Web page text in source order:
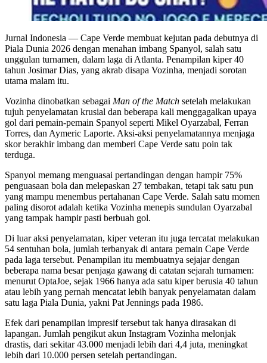
Jurnal Indonesia — Cape Verde membuat kejutan pada debutnya di
Piala Dunia 2026 dengan menahan imbang Spanyol, salah satu
unggulan turnamen, dalam laga di Atlanta. Penampilan kiper 40
tahun Josimar Dias, yang akrab disapa Vozinha, menjadi sorotan
utama malam itu.
Vozinha dinobatkan sebagai Man of the Match setelah melakukan
tujuh penyelamatan krusial dan beberapa kali menggagalkan upaya
gol dari pemain-pemain Spanyol seperti Mikel Oyarzabal, Ferran
Torres, dan Aymeric Laporte. Aksi-aksi penyelamatannya menjaga
skor berakhir imbang dan memberi Cape Verde satu poin tak
terduga.
Spanyol memang menguasai pertandingan dengan hampir 75%
penguasaan bola dan melepaskan 27 tembakan, tetapi tak satu pun
yang mampu menembus pertahanan Cape Verde. Salah satu momen
paling disorot adalah ketika Vozinha menepis sundulan Oyarzabal
yang tampak hampir pasti berbuah gol.
Di luar aksi penyelamatan, kiper veteran itu juga tercatat melakukan
54 sentuhan bola, jumlah terbanyak di antara pemain Cape Verde
pada laga tersebut. Penampilan itu membuatnya sejajar dengan
beberapa nama besar penjaga gawang di catatan sejarah turnamen:
menurut OptaJoe, sejak 1966 hanya ada satu kiper berusia 40 tahun
atau lebih yang pernah mencatat lebih banyak penyelamatan dalam
satu laga Piala Dunia, yakni Pat Jennings pada 1986.
Efek dari penampilan impresif tersebut tak hanya dirasakan di
lapangan. Jumlah pengikut akun Instagram Vozinha melonjak
drastis, dari sekitar 43.000 menjadi lebih dari 4,4 juta, meningkat
lebih dari 10.000 persen setelah pertandingan.